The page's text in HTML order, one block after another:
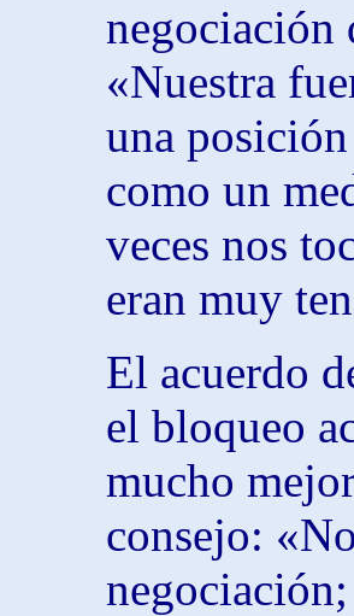
negociación
«Nuestra
una
como un
veces nos
eran muy
El acuerdo
el bloqueo
mucho
consejo: